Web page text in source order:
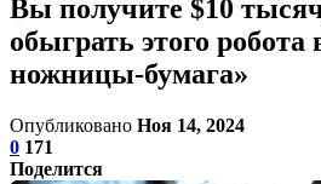
Вы получите $10
обыграть этого робота
ножницы-бумага»
Опубликовано Ноя 14, 2024
0 171
Поделится